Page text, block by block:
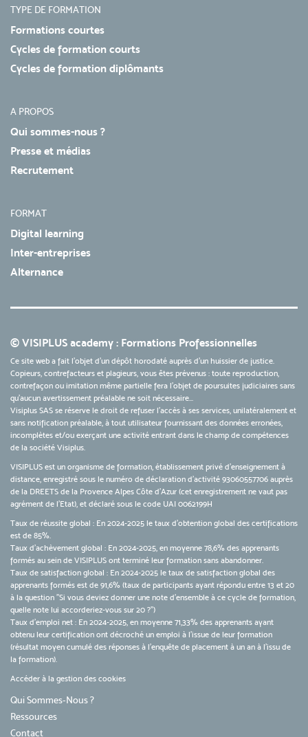
TYPE DE FORMATION
Formations courtes
Cycles de formation courts
Cycles de formation diplômants
A PROPOS
Qui sommes-nous ?
Presse et médias
Recrutement
FORMAT
Digital learning
Inter-entreprises
Alternance
© VISIPLUS academy : Formations Professionnelles
Ce site web a fait l'objet d'un dépôt horodaté auprès d'un huissier de justice.
Copieurs, contrefacteurs et plagieurs, vous êtes prévenus : toute reproduction,
contrefaçon ou imitation même partielle fera l'objet de poursuites judiciaires sans
qu’aucun avertissement préalable ne soit nécessaire...
Visiplus SAS se réserve le droit de refuser l'accès à ses services, unilatéralement et
sans notification préalable, à tout utilisateur fournissant des données erronées,
incomplètes et/ou exerçant une activité entrant dans le champ de compétences
de la société Visiplus.
VISIPLUS est un organisme de formation, établissement privé d’enseignement à
distance, enregistré sous le numéro de déclaration d’activité 93060557706 auprès
de la DREETS de la Provence Alpes Côte d’Azur (cet enregistrement ne vaut pas
agrément de l’Etat), et déclaré sous le code UAI 0062199H
Taux de réussite global : En 2024-2025 le taux d'obtention global des certifications
est de 85%.
Taux d’achèvement global : En 2024-2025, en moyenne 78,6% des apprenants
formés au sein de VISIPLUS ont terminé leur formation sans abandonner.
Taux de satisfaction global : En 2024-2025 le taux de satisfaction global des
apprenants formés est de 91,6% (taux de participants ayant répondu entre 13 et 20
à la question "Si vous deviez donner une note d’ensemble à ce cycle de formation,
quelle note lui accorderiez-vous sur 20 ?")
Taux d’emploi net : En 2024-2025, en moyenne 71,33% des apprenants ayant
obtenu leur certification ont décroché un emploi à l'issue de leur formation
(résultat moyen cumulé des réponses à l'enquête de placement à un an à l'issu de
la formation).
Accéder à la gestion des cookies
Qui Sommes-Nous ?
Ressources
Contact